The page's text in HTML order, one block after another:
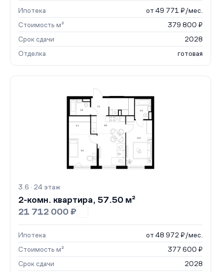
Ипотека
от 49 771 ₽/мес.
Стоимость м²
379 800 ₽
Срок сдачи
2028
Отделка
готовая
3.6 · 24 этаж
2-комн. квартира, 57.50 м²
21 712 000 ₽
Ипотека
от 48 972 ₽/мес.
Стоимость м²
377 600 ₽
Срок сдачи
2028